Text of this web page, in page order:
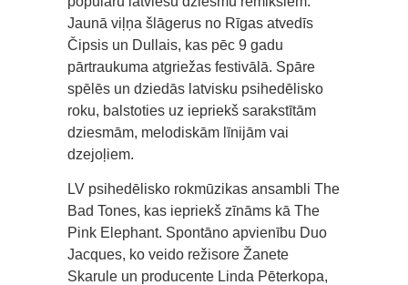
Jaunā viļņa šlāgerus no Rīgas atvedīs
Čipsis un Dullais, kas pēc 9 gadu
pārtraukuma atgriežas festivālā. Spāre
spēlēs un dziedās latvisku psihedēlisko
roku, balstoties uz iepriekš sarakstītām
dziesmām, melodiskām līnijām vai
dzejoļiem.
LV psihedēlisko rokmūzikas ansambli The
Bad Tones, kas iepriekš zīnāms kā The
Pink Elephant. Spontāno apvienību Duo
Jacques, ko veido režisore Žanete
Skarule un producente Linda Pēterkopa,